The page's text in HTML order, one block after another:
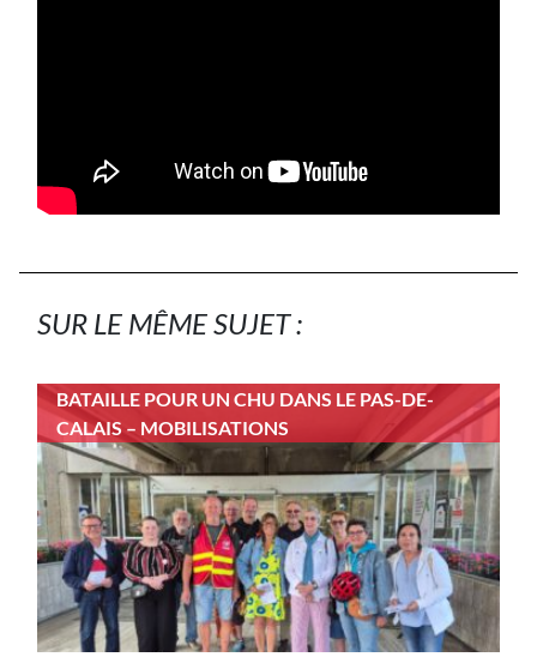
SUR LE MÊME SUJET :
BATAILLE POUR UN CHU DANS LE PAS-DE-
CALAIS – MOBILISATIONS